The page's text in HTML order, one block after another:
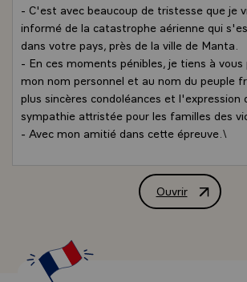
- C'est avec beaucoup de tristesse que je
informé de la catastrophe aérienne qui
dans votre pays, près de la ville de Manta.
- En ces moments pénibles, je tiens à vous
mon nom personnel et au nom du peuple
plus sincères condoléances et l'expression
sympathie attristée pour les familles des
- Avec mon amitié dans cette épreuve.\
Ouvrir
Lettre de